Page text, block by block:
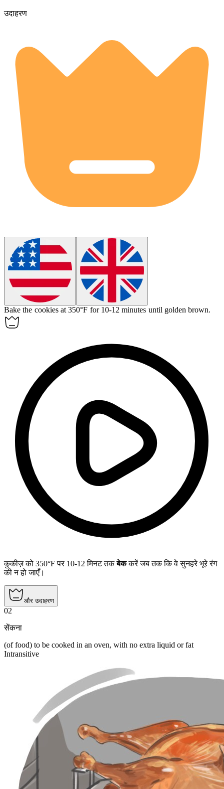
उदाहरण
Bake the cookies at 350°F for 10-12 minutes until golden brown.
कुकीज़ को 350°F पर 10-12 मिनट तकबेककरें जब तक कि वे सुनहरे भूरे रंग
की न हो जाएँ।
और उदाहरण
02
सेंकना
(of food) to be cooked in an oven, with no extra liquid or fat
Intransitive